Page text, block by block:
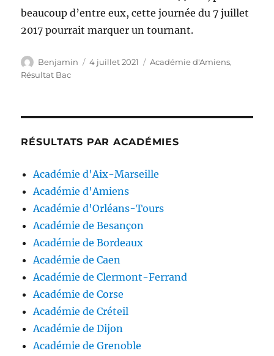
beaucoup d’entre eux, cette journée du 7 juillet
2017 pourrait marquer un tournant.
Auteur
Benjamin
Publié
4 juillet 2021 Catégories
Académie d'Amiens,
Résultat Bac
RÉSULTATS PAR ACADÉMIES
Académie d'Aix-Marseille
Académie d'Amiens
Académie d'Orléans-Tours
Académie de Besançon
Académie de Bordeaux
Académie de Caen
Académie de Clermont-Ferrand
Académie de Corse
Académie de Créteil
Académie de Dijon
Académie de Grenoble